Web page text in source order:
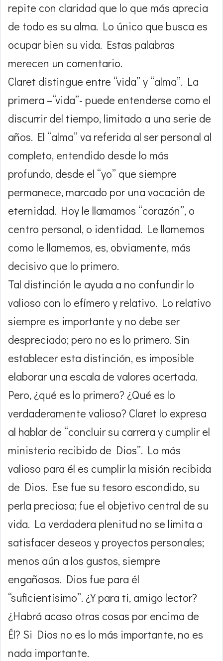
repite con claridad que lo que más aprecia
de todo es su alma. Lo único que busca es
ocupar bien su vida. Estas palabras
merecen un comentario.
Claret distingue entre “vida” y “alma”. La
primera –“vida”- puede entenderse como el
discurrir del tiempo, limitado a una serie de
años. El “alma” va referida al ser personal al
completo, entendido desde lo más
profundo, desde el “yo” que siempre
permanece, marcado por una vocación de
eternidad. Hoy le llamamos “corazón”, o
centro personal, o identidad. Le llamemos
como le llamemos, es, obviamente, más
decisivo que lo primero.
Tal distinción le ayuda a no confundir lo
valioso con lo efímero y relativo. Lo relativo
siempre es importante y no debe ser
despreciado; pero no es lo primero. Sin
establecer esta distinción, es imposible
elaborar una escala de valores acertada.
Pero, ¿qué es lo primero? ¿Qué es lo
verdaderamente valioso? Claret lo expresa
al hablar de “concluir su carrera y cumplir el
ministerio recibido de Dios”. Lo más
valioso para él es cumplir la misión recibida
de Dios. Ese fue su tesoro escondido, su
perla preciosa; fue el objetivo central de su
vida. La verdadera plenitud no se limita a
satisfacer deseos y proyectos personales;
menos aún a los gustos, siempre
engañosos. Dios fue para él
“suficientísimo”. ¿Y para ti, amigo lector?
¿Habrá acaso otras cosas por encima de
Él? Si Dios no es lo más importante, no es
nada importante.